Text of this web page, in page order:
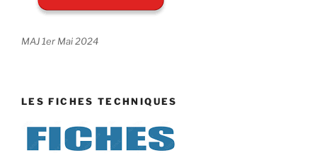
MAJ 1er Mai 2024
LES FICHES TECHNIQUES